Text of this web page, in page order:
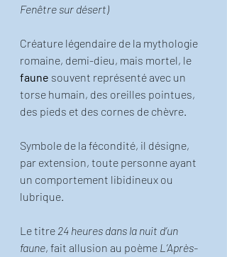
Fenêtre sur désert)
Créature légendaire de la mythologie
romaine, demi-dieu, mais mortel, le
faune souvent représenté avec un
torse humain, des oreilles pointues,
des pieds et des cornes de chèvre.
Symbole de la fécondité, il désigne,
par extension, toute personne ayant
un comportement libidineux ou
lubrique.
Le titre 24 heures dans la nuit d’un
faune, fait allusion au poème L’Après-